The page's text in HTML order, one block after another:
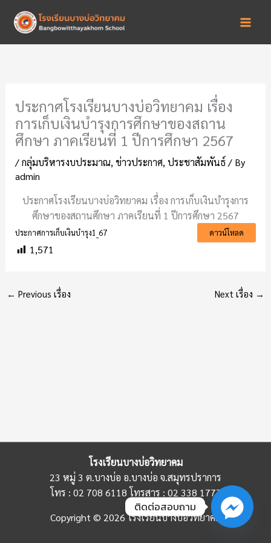
content
ประกาศโรงเรียนบางบ่อวิทยาคม เรื่อง
การเก็บเงินบำรุงการศึกษาของสถาน
ศึกษา ภาคเรียนที่ 1 ปีการศึกษา 2567
/กลุ่มบริหารงบประมาณ,ข่าวประกาศ,ประชาสัมพันธ์/ By
admin
ประกาศโรงเรียนบางบ่อวิทยาคม เรื่อง การเก็บเงินบำรุงการ
ศึกษาของสถานศึกษา ภาคเรียนที่ 1 ปีการศึกษา 2567
ประกาศการเก็บเงินบำรุง1_67 ดาวน์โหลด
1,571
← Previous เรื่อง Next เรื่อง →
โรงเรียนบางบ่อวิทยาคม
23 หมู่ 3 ต.บางบ่อ อ.บางบ่อ จ.สมุทรปราการ
โทร : 02 708 6118 โทรสาร : 02 338 1777
Copyright © 2026 โรงเรียนบางบ่อวิทยาคม
ติดต่อสอบถาม